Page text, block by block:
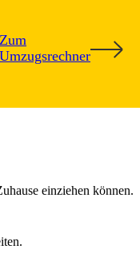
Zum
Umzugsrechner
einziehen können.